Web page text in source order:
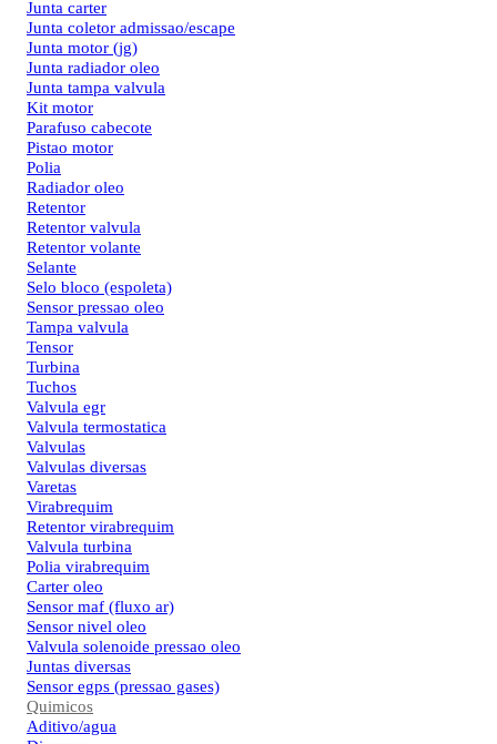
Junta carter
Junta coletor admissao/escape
Junta motor (jg)
Junta radiador oleo
Junta tampa valvula
Kit motor
Parafuso cabecote
Pistao motor
Polia
Radiador oleo
Retentor
Retentor valvula
Retentor volante
Selante
Selo bloco (espoleta)
Sensor pressao oleo
Tampa valvula
Tensor
Turbina
Tuchos
Valvula egr
Valvula termostatica
Valvulas
Valvulas diversas
Varetas
Virabrequim
Retentor virabrequim
Valvula turbina
Polia virabrequim
Carter oleo
Sensor maf (fluxo ar)
Sensor nivel oleo
Valvula solenoide pressao oleo
Juntas diversas
Sensor egps (pressao gases)
Quimicos
Aditivo/agua